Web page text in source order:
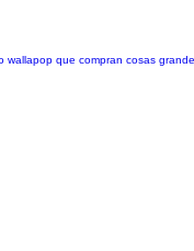
que compran cosas